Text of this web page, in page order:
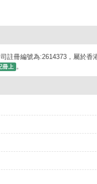
註冊編號為:2614373，屬於香
冊上 。